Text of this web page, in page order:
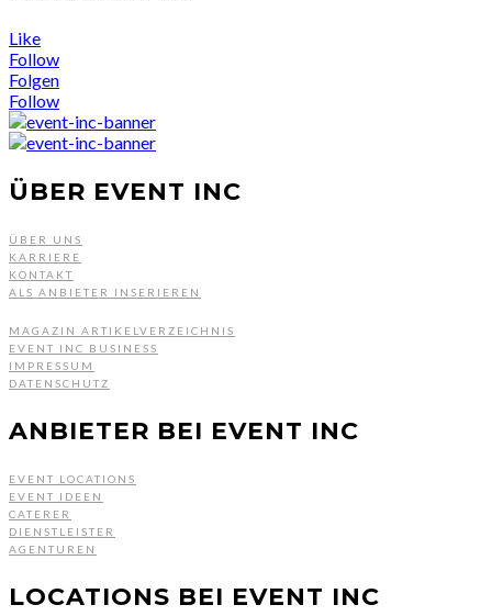
Like
Follow
Folgen
Follow
ÜBER EVENT INC
ÜBER UNS
KARRIERE
KONTAKT
ALS ANBIETER INSERIEREN
MAGAZIN ARTIKELVERZEICHNIS
EVENT INC BUSINESS
IMPRESSUM
DATENSCHUTZ
ANBIETER BEI EVENT INC
EVENT LOCATIONS
EVENT IDEEN
CATERER
DIENSTLEISTER
AGENTUREN
LOCATIONS BEI EVENT INC